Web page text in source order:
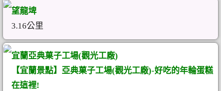
望龍埤
3.16公里
宜蘭亞典菓子工場(觀光工廠)
【宜蘭景點】亞典菓子工場(觀光工廠)-好吃的年輪蛋糕
在這裡!